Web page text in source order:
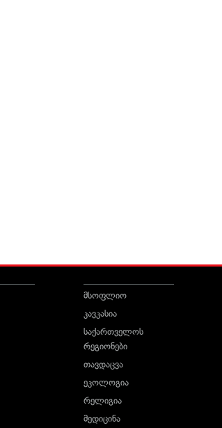
მსოფლიო
კავკასია
საქართველოს
რეგიონები
თავდაცვა
ეკოლოგია
რელიგია
მედიცინა